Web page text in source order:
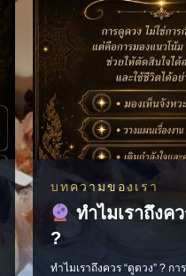
บทความของเรา
ทำไมเราถึงค
?
ทำไมเราถึงควร “ดูดวง” ? ก